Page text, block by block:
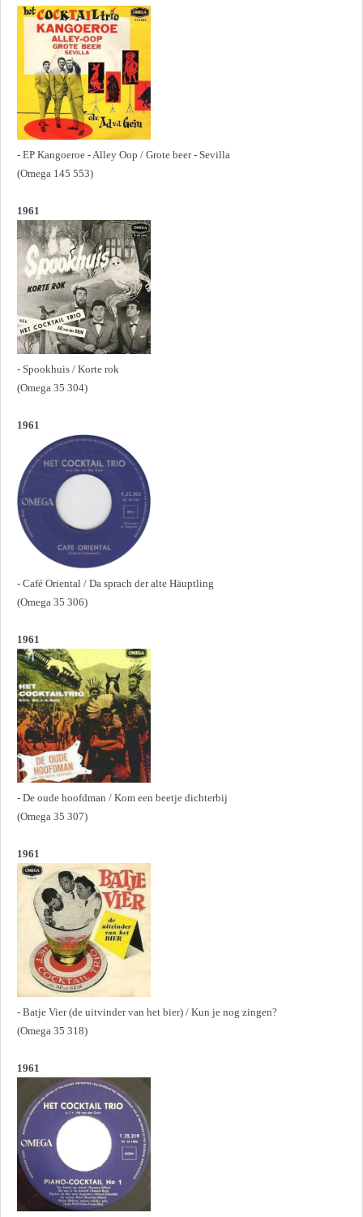
- EP Kangoeroe - Alley Oop / Grote beer - Sevilla
(Omega 145 553)
1961
- Spookhuis / Korte rok
(Omega 35 304)
1961
- Café Oriental / Da sprach der alte Häuptling
(Omega 35 306)
1961
- De oude hoofdman / Kom een beetje dichterbij
(Omega 35 307)
1961
- Batje Vier (de uitvinder van het bier) / Kun je nog zingen?
(Omega 35 318)
1961